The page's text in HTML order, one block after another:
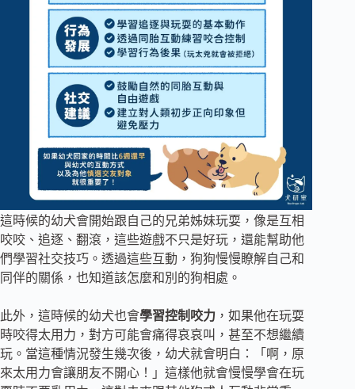
這時候的幼犬會開始跟自己的兄弟姊妹玩耍，像是互相
咬咬、追逐、翻滾，這些遊戲不只是好玩，還能幫助他
們學習社交技巧。透過這些互動，狗狗慢慢瞭解自己和
同伴的關係，也知道該怎麼和別的狗相處。
此外，這時候的幼犬也會學習控制咬力 ，如果他在玩耍
時咬得太用力，對方可能會痛得哀哀叫，甚至不想繼續
玩。當這種情況發生幾次後，幼犬就會明白：「啊，原
來太用力會讓朋友不開心！」這樣他就會慢慢學會在玩